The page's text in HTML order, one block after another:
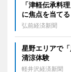
「津軽伝承料
に焦点を当てる
弘前経済新聞
星野エリアで
清涼体験
軽井沢経済新聞